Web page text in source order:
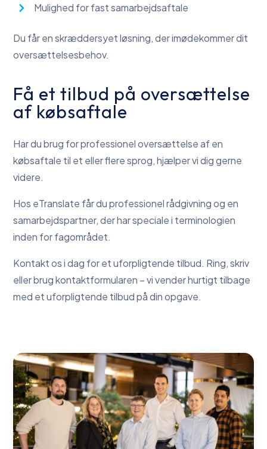
Mulighed for fast samarbejdsaftale
Du får en skræddersyet løsning, der imødekommer dit
oversættelsesbehov.
Få et tilbud på oversættelse
af købsaftale
Har du brug for professionel oversættelse af en
købsaftale til et eller flere sprog, hjælper vi dig gerne
videre.
Hos eTranslate får du professionel rådgivning og en
samarbejdspartner, der har speciale i terminologien
inden for fagområdet.
Kontakt os i dag for et uforpligtende tilbud. Ring, skriv
eller brug kontaktformularen – vi vender hurtigt tilbage
med et uforpligtende tilbud på din opgave.